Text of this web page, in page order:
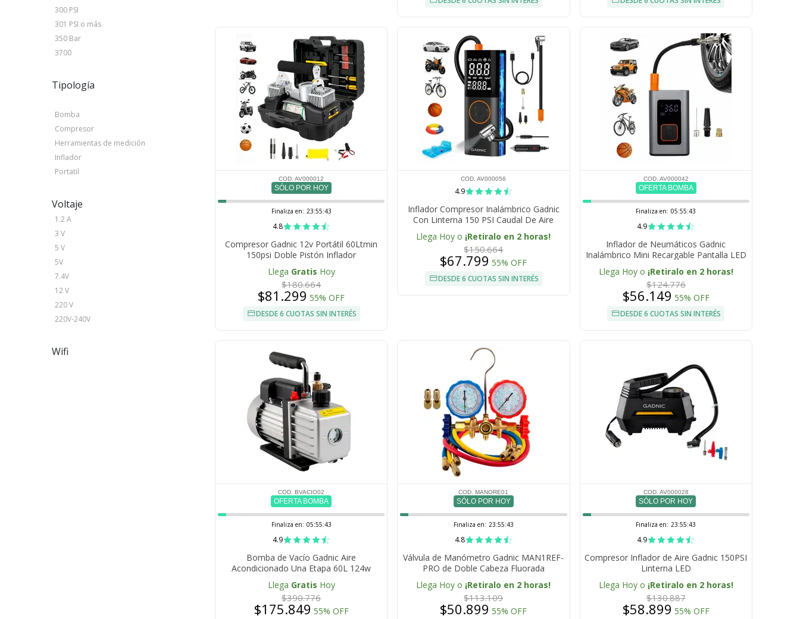
300 PSI
301 PSI o más
350 Bar
3700
Tipología
Bomba
Compresor
Herramientas de medición
Inflador
Portatil
Voltaje
1.2 A
3 V
5 V
5V
7.4V
12 V
220 V
220V-240V
Wifi
COD. AV000012
SÓLO POR HOY
Finaliza en: 23:55:42
4.8
Compresor Gadnic 12v Portátil 60Ltmin
150psi Doble Pistón Inflador
Multipropósito
Llega Gratis Hoy
$180.664
$81.299 55% OFF
DESDE 6 CUOTAS SIN INTERÉS
COD. AV000056
4.9
Inflador Compresor Inalámbrico Gadnic
Con Linterna 150 PSI Caudal De Aire
19L/Min Batería 6000 mAh
Llega Hoy o ¡Retiralo en 2 horas!
$150.664
$67.799 55% OFF
DESDE 6 CUOTAS SIN INTERÉS
COD. AV000042
OFERTA BOMBA
Finaliza en: 05:55:42
4.9
Inflador de Neumáticos Gadnic
Inalámbrico Mini Recargable Pantalla LED
150 PSI Potencia 80W Batería 4000 mAh
Llega Hoy o ¡Retiralo en 2 horas!
$124.776
$56.149 55% OFF
DESDE 6 CUOTAS SIN INTERÉS
COD. BVACIO02
OFERTA BOMBA
Finaliza en: 05:55:42
4.9
Bomba de Vacío Gadnic Aire
Acondicionado Una Etapa 60L 124w
Llega Gratis Hoy
$390.776
$175.849 55% OFF
COD. MANORE01
SÓLO POR HOY
Finaliza en: 23:55:42
4.8
Válvula de Manómetro Gadnic MAN1REF-
PRO de Doble Cabeza Fluorada
Llega Hoy o ¡Retiralo en 2 horas!
$113.109
$50.899 55% OFF
COD. AV000028
SÓLO POR HOY
Finaliza en: 23:55:42
4.9
Compresor Inflador de Aire Gadnic 150PSI
Linterna LED
Llega Hoy o ¡Retiralo en 2 horas!
$130.887
$58.899 55% OFF